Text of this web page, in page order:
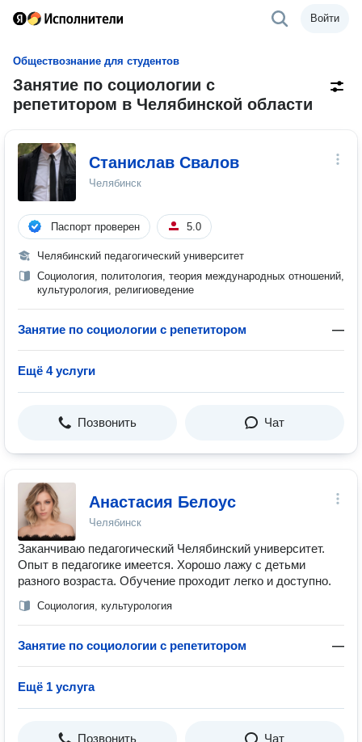
Войти
Обществознание для студентов
Занятие по социологии с
репетитором в Челябинской области
Станислав Свалов
Челябинск
Паспорт проверен 5.0
Челябинский педагогический университет
Социология, политология, теория международных отношений,
культурология, религиоведение
Занятие по социологии с репетитором —
Ещё 4 услуги
Позвонить Чат
Анастасия Белоус
Челябинск
Заканчиваю педагогический Челябинский университет.
Опыт в педагогике имеется. Хорошо лажу с детьми
разного возраста. Обучение проходит легко и доступно.
Социология, культурология
Занятие по социологии с репетитором —
Ещё 1 услуга
Позвонить Чат